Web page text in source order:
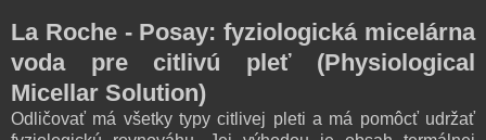
La Roche - Posay:fyziologická micelárna
voda pre citlivú pleť(Physiological
Micellar Solution)
Odličovať má všetky typy citlivej pleti a má pomôcť udržať